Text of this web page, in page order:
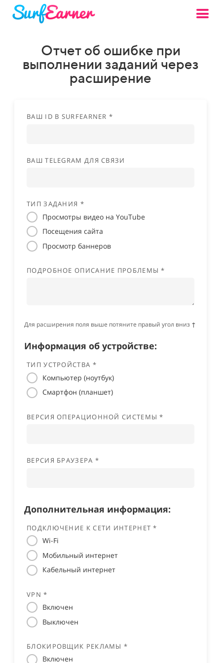
Отчет об ошибке при
выполнении заданий через
расширение
ВАШ ID В SURFEARNER *
ВАШ TELEGRAM ДЛЯ СВЯЗИ
ТИП ЗАДАНИЯ *
Просмотры видео на YouTube
Посещения сайта
Просмотр баннеров
ПОДРОБНОЕ ОПИСАНИЕ ПРОБЛЕМЫ *
Для расширения поля выше потяните правый угол вниз ↑
Информация об устройстве:
ТИП УСТРОЙСТВА *
Компьютер (ноутбук)
Смартфон (планшет)
ВЕРСИЯ ОПЕРАЦИОННОЙ СИСТЕМЫ *
ВЕРСИЯ БРАУЗЕРА *
Дополнительная информация:
ПОДКЛЮЧЕНИЕ К СЕТИ ИНТЕРНЕТ *
Wi-Fi
Мобильный интернет
Кабельный интернет
VPN *
Включен
Выключен
БЛОКИРОВЩИК РЕКЛАМЫ *
Включен